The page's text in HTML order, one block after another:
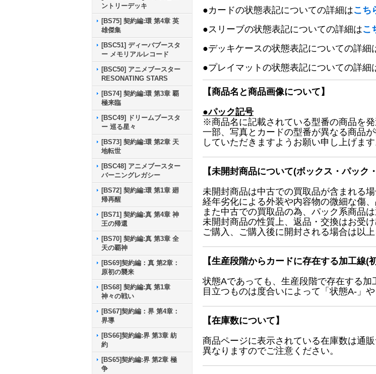
ントリーデッキ
[BS75] 契約編:環 第4章 英
雄傑集
[BSC51] ディーバブースタ
ー メモリアルレコード
[BSC50] アニメブースター
RESONATING STARS
[BS74] 契約編:環 第3章 覇
極来臨
[BSC49] ドリームブースタ
ー 巡る星々
[BS73] 契約編:環 第2章 天
地転世
[BSC48] アニメブースター
バーニングレガシー
[BS72] 契約編:環 第1章 廻
帰再醒
[BS71] 契約編:真 第4章 神
王の帰還
[BS70] 契約編:真 第3章 全
天の覇神
[BS69]契約編：真 第2章：
原初の襲来
[BS68] 契約編:真 第1章
神々の戦い
[BS67]契約編：界 第4章：
界導
[BS66]契約編:界 第3章 紡
約
[BS65]契約編:界 第2章 極
争
●カードの状態表記についての詳細はこち
●スリーブの状態表記についての詳細はこ
●デッキケースの状態表記についての詳細
●プレイマットの状態表記についての詳細
【商品名と商品画像について】
●パック記号
※商品名に記載されている型番の商品を発
一部、写真とカードの型番が異なる商品
していただきますようお願い申し上げます
【未開封商品について(ボックス・パック
未開封商品は中古での買取品が含まれる場
経年劣化による外装や内容物の微細な傷
また中古での買取品の為、パック系商品
未開封商品の性質上、返品・交換はお受け
ご購入、ご購入後に開封される場合は以
【生産段階からカードに存在する加工線(
状態Aであっても、生産段階で存在する
目立つものは度合いによって「状態A-」
【在庫数について】
商品ページに表示されている在庫数は通
異なりますのでご注意ください。